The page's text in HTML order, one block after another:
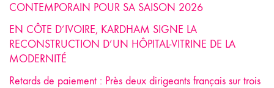
CONTEMPORAIN POUR SA SAISON 2026
EN CÔTE D’IVOIRE, KARDHAM SIGNE LA
RECONSTRUCTION D’UN HÔPITAL-VITRINE DE LA
MODERNITÉ
Retards de paiement : Près deux dirigeants français sur trois